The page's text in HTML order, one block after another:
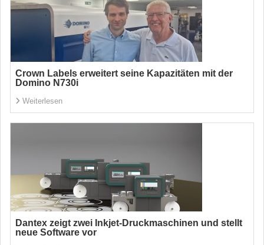
Crown Labels erweitert seine Kapazitäten mit der
Domino N730i
Weiterlesen
Dantex zeigt zwei Inkjet-Druckmaschinen und stellt
neue Software vor